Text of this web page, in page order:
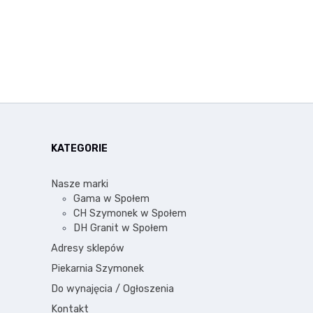
KATEGORIE
Nasze marki
Gama w Społem
CH Szymonek w Społem
DH Granit w Społem
Adresy sklepów
Piekarnia Szymonek
Do wynajęcia / Ogłoszenia
Kontakt